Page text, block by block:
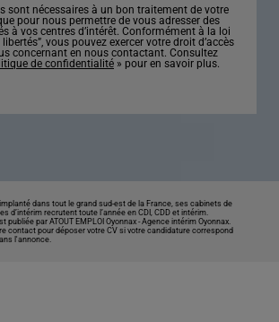
sont nécessaires à un bon traitement de votre
pour nous permettre de vous adresser des
à vos centres d’intérêt. Conformément à la loi
vous pouvez exercer votre droit d’accès
concernant en nous contactant. Consultez
de confidentialité » pour en savoir plus.
dans tout le grand sud-est de la France, ses cabinets de
d’intérim recrutent toute l’année en CDI, CDD et intérim.
publiée par ATOUT EMPLOI Oyonnax -Agence intérim Oyonnax.
contact pour déposer votre CV si votre candidature correspond
l'annonce.